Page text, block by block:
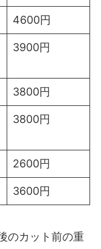
4600円
3900円
3800円
3800円
2600円
3600円
のカット前の重